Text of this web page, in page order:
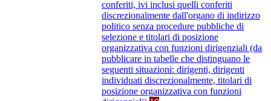
conferiti, ivi inclusi quelli conferiti
discrezionalmente dall'organo di indirizzo
politico senza procedure pubbliche di
selezione e titolari di posizione
organizzativa con funzioni dirigenziali (da
pubblicare in tabelle che distinguano le
seguenti situazioni: dirigenti, dirigenti
individuati discrezionalmente, titolari di
posizione organizzativa con funzioni